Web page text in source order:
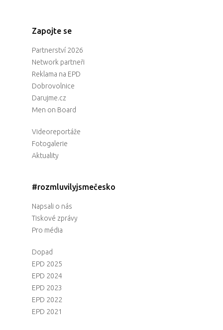
Zapojte se
Partnerství 2026
Network partneři
Reklama na EPD
Dobrovolnice
Darujme.cz
Men on Board
Videoreportáže
Fotogalerie
Aktuality
#rozmluvilyjsmečesko
Napsali o nás
Tiskové zprávy
Pro média
Dopad
EPD 2025
EPD 2024
EPD 2023
EPD 2022
EPD 2021